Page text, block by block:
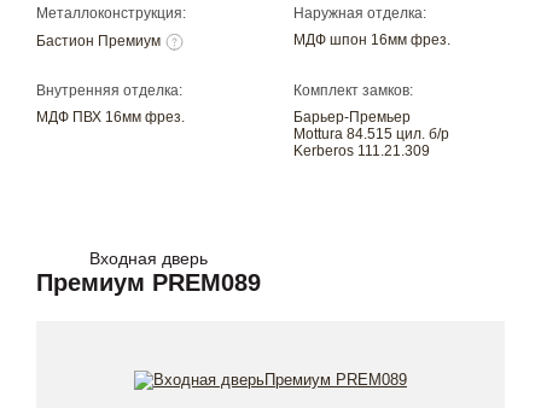
Металлоконструкция:
Бастион Премиум
Наружная отделка:
МДФ шпон 16мм фрез.
Внутренняя отделка:
МДФ ПВХ 16мм фрез.
Комплект замков:
Барьер-Премьер
Mottura 84.515 цил. б/р
Kerberos 111.21.309
Входная дверь
Премиум PREM089